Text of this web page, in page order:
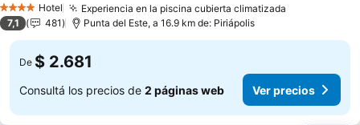
4 EstrellasHotel Experiencia en la piscina cubierta climatizada
7,1 481 Punta del Este, a 16.9 km de: Piriápolis
De $ 2.681
Consultá los precios de 2 páginas web Ver precios